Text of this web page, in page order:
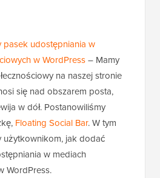
pasek udostępniania w
w WordPress– Mamy
na naszej stronie
się nad obszarem posta,
w dół. Postanowiliśmy
Floating Social Bar. W tym
użytkownikom, jak dodać
w mediach
WordPress.